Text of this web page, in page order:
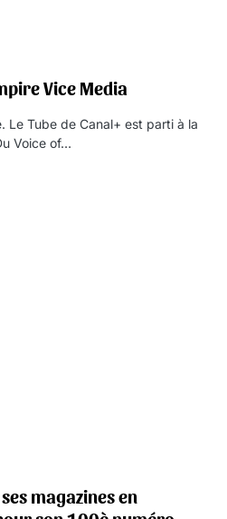
Vice Media
Le Tube de Canal+ est parti à la
Voice of…
magazines en